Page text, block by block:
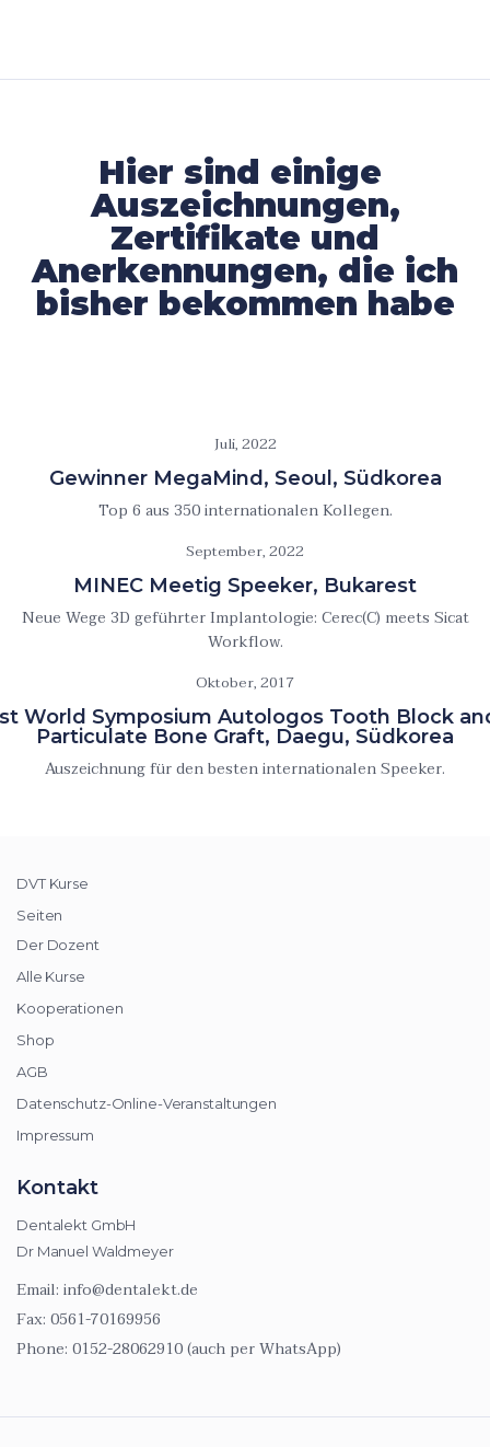
Hier sind einige
Auszeichnungen,
Zertifikate und
Anerkennungen, die ich
bisher bekommen habe
Juli, 2022
Gewinner MegaMind, Seoul, Südkorea
Top 6 aus 350 internationalen Kollegen.
September, 2022
MINEC Meetig Speeker, Bukarest
Neue Wege 3D geführter Implantologie: Cerec(C) meets Sicat
Workflow.
Oktober, 2017
World Symposium Autologos Tooth Block
Particulate Bone Graft, Daegu, Südkorea
Auszeichnung für den besten internationalen Speeker.
DVT Kurse
Seiten
Der Dozent
Alle Kurse
Kooperationen
Shop
AGB
Datenschutz-Online-Veranstaltungen
Impressum
Kontakt
Dentalekt GmbH
Dr Manuel Waldmeyer
Email: info@dentalekt.de
Fax: 0561-70169956
Phone: 0152-28062910 (auch per WhatsApp)